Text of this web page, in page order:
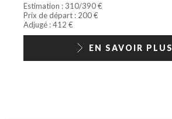
Estimation : 310/390 €
Prix de départ : 200 €
Adjugé : 412 €
EN SAVOIR PLUS